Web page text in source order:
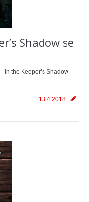
Shadow se
In the Keeper’s Shadow
13.4.2018